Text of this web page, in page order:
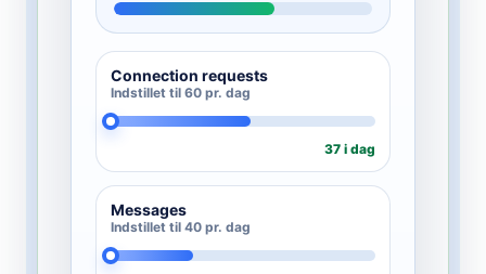
Connection requests
Indstillet til 60 pr. dag
37 i dag
Messages
Indstillet til 40 pr. dag